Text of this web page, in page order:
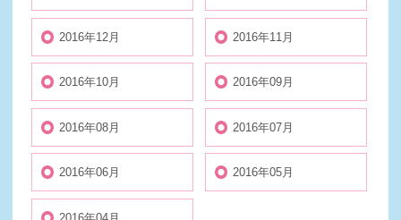
2016年12月 2016年11月
2016年10月 2016年09月
2016年08月 2016年07月
2016年06月 2016年05月